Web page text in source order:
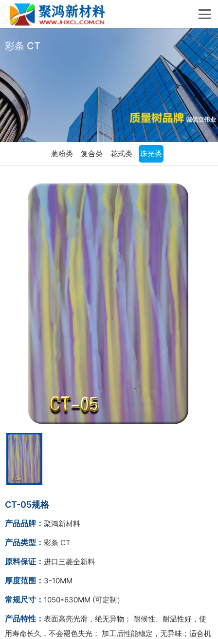
彩条 CT
葱粉类 复合类 花式类 珠光类
CT-05规格
产品品牌： 聚鸿新材料
产品类型： 彩条 CT
原料保证： 进口三菱全新料
厚度范围： 3-10MM
常规尺寸： 1050*630MM (可定制）
产品特性： 表面高亮光滑，绝无异物； 耐候性、耐温性好，使
用寿命长久，不会褪色失光； 加工后性能稳定，无异味；适合机